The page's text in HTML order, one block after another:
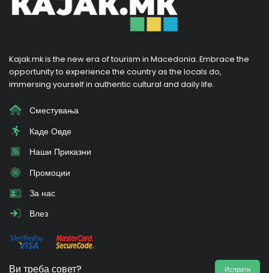
Kajak.mk is the new era of tourism in Macedonia. Embrace the
opportunity to experience the country as the locals do,
immersing yourself in authentic cultural and daily life.
Сместувања
Каде Овде
Наши Приказни
Промоции
За нас
Влез
Ви треба совет? Испрати